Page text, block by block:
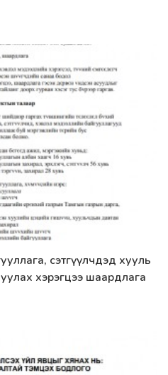
сэтгүүлчдэд хууль
явуулах хэрэгцээ шаардлага